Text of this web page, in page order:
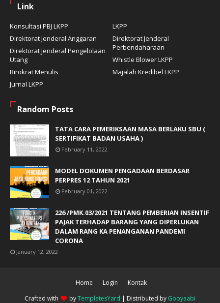
Link
Konsultasi PBJ LKPP
LKPP
Direktorat Jenderal Anggaran
Direktorat Jenderal
Perbendaharaan
Direktorat Jenderal Pengelolaan
Utang
Whistle Blower LKPP
Birokrat Menulis
Majalah Kredibel LKPP
Jurnal LKPP
Random Posts
TATA CARA PEMERIKSAAN MASA BERLAKU SBU (
SERTIFIKAT BADAN USAHA )
February 11, 2022
MODEL DOKUMEN PENGADAAN BERDASAR
PERPRES 12 TAHUN 2021
February 01, 2022
226 /PMK.03/2021 TENTANG PEMBERIAN INSENTIF
PAJAK TERHADAP BARANG YANG DIPERLUKAN
DALAM RANG KA PENANGANAN PANDEMI
CORONA
January 12, 2022
Home Login
Kontak
Crafted with
byTemplatesYard | Distributed by Gooyaabi